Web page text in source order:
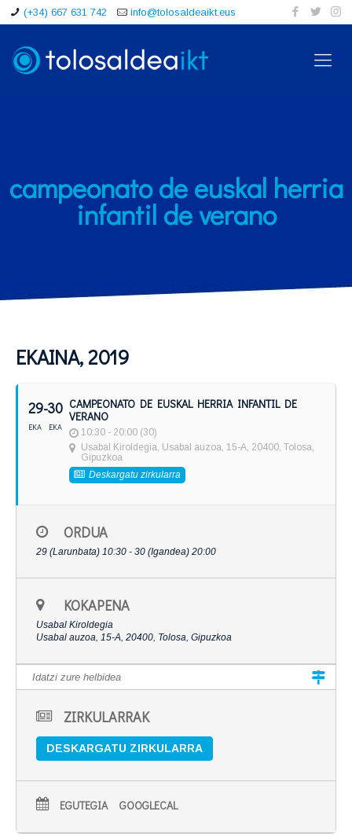
(+34) 667 631 742 info@tolosaldeaikt.eus
campeonato de euskal herria
infantil de verano
EKAINA, 2019
29
EKA
- 30
EKA
CAMPEONATO DE EUSKAL HERRIA INFANTIL DE
VERANO
10:30 - 20:00 (30)
Usabal Kiroldegia, Usabal auzoa, 15-A, 20400, Tolosa,
Gipuzkoa
Deskargatu zirkularra
ORDUA
29 (Larunbata) 10:30 - 30 (Igandea) 20:00
KOKAPENA
Usabal Kiroldegia
Usabal auzoa, 15-A, 20400, Tolosa, Gipuzkoa
ZIRKULARRAK
DESKARGATU ZIRKULARRA
EGUTEGIA GOOGLECAL